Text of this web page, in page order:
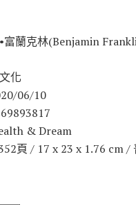
富蘭克林(Benjamin
化
06/10
& Dream
頁 / 17 x 23 x 1.76 cm /